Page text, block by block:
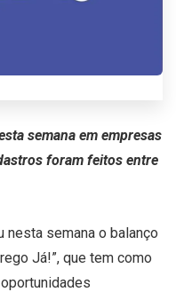
semana em empresas
foram feitos entre
nesta semana o balanço
Já!”, que tem como